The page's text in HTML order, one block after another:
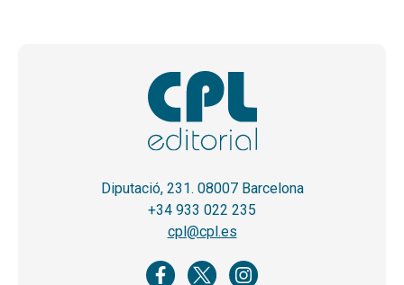
Diputació, 231. 08007 Barcelona
+34 933 022 235
cpl@cpl.es